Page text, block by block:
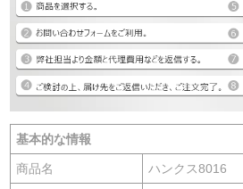
基本的な情報
商品名 ハンクス8016